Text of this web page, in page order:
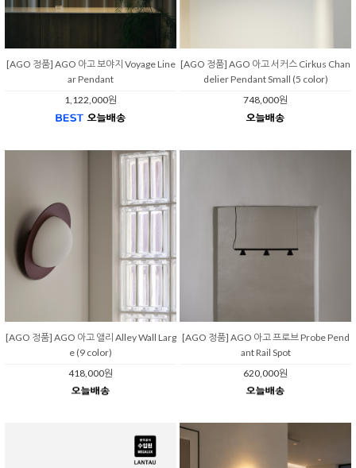
[AGO 정품] AGO 아고 보야지 Voyage Line
ar Pendant
1,122,000원
[AGO 정품] AGO 아고 서커스 Cirkus Chan
delier Pendant Small (5 color)
748,000원
[AGO 정품] AGO 아고 앨리 Alley Wall Larg
e (9 color)
418,000원
[AGO 정품] AGO 아고 프로브 Probe Pend
ant Rail Spot
620,000원